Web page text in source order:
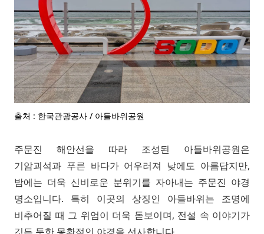
출처 : 한국관광공사 / 아들바위공원
주문진 해안선을 따라 조성된 아들바위공원은
기암괴석과 푸른 바다가 어우러져 낮에도 아름답지만,
밤에는 더욱 신비로운 분위기를 자아내는 주문진 야경
명소입니다. 특히 이곳의 상징인 아들바위는 조명에
비추어질 때 그 위엄이 더욱 돋보이며, 전설 속 이야기가
깃든 듯한 몽환적인 야경을 선사합니다.